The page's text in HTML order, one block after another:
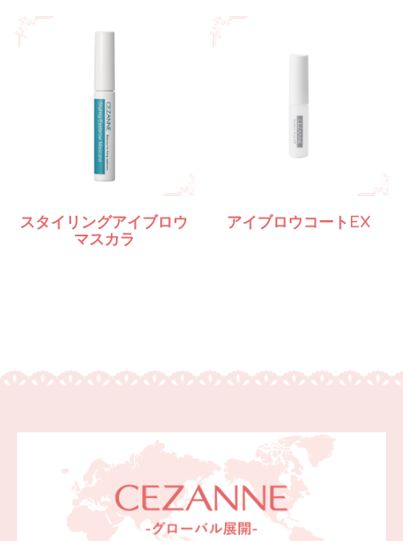
スタイリングアイブロウ
マスカラ
アイブロウコートEX